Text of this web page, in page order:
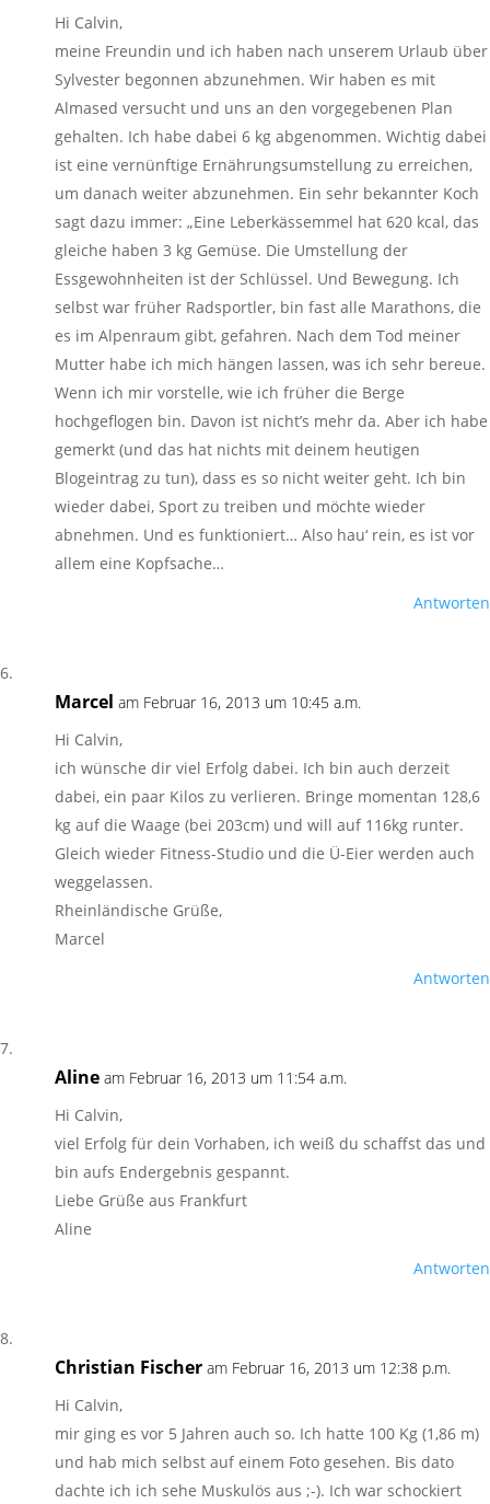
Hi Calvin,
meine Freundin und ich haben nach unserem Urlaub über
Sylvester begonnen abzunehmen. Wir haben es mit
Almased versucht und uns an den vorgegebenen Plan
gehalten. Ich habe dabei 6 kg abgenommen. Wichtig dabei
ist eine vernünftige Ernährungsumstellung zu erreichen,
um danach weiter abzunehmen. Ein sehr bekannter Koch
sagt dazu immer: „Eine Leberkässemmel hat 620 kcal, das
gleiche haben 3 kg Gemüse. Die Umstellung der
Essgewohnheiten ist der Schlüssel. Und Bewegung. Ich
selbst war früher Radsportler, bin fast alle Marathons, die
es im Alpenraum gibt, gefahren. Nach dem Tod meiner
Mutter habe ich mich hängen lassen, was ich sehr bereue.
Wenn ich mir vorstelle, wie ich früher die Berge
hochgeflogen bin. Davon ist nicht’s mehr da. Aber ich habe
gemerkt (und das hat nichts mit deinem heutigen
Blogeintrag zu tun), dass es so nicht weiter geht. Ich bin
wieder dabei, Sport zu treiben und möchte wieder
abnehmen. Und es funktioniert… Also hau‘ rein, es ist vor
allem eine Kopfsache…
Antworten
Marcel am Februar 16, 2013 um 10:45 a.m.
Hi Calvin,
ich wünsche dir viel Erfolg dabei. Ich bin auch derzeit
dabei, ein paar Kilos zu verlieren. Bringe momentan 128,6
kg auf die Waage (bei 203cm) und will auf 116kg runter.
Gleich wieder Fitness-Studio und die Ü-Eier werden auch
weggelassen.
Rheinländische Grüße,
Marcel
Antworten
Aline am Februar 16, 2013 um 11:54 a.m.
Hi Calvin,
viel Erfolg für dein Vorhaben, ich weiß du schaffst das und
bin aufs Endergebnis gespannt.
Liebe Grüße aus Frankfurt
Aline
Antworten
Christian Fischer am Februar 16, 2013 um 12:38 p.m.
Hi Calvin,
mir ging es vor 5 Jahren auch so. Ich hatte 100 Kg (1,86 m)
und hab mich selbst auf einem Foto gesehen. Bis dato
dachte ich ich sehe Muskulös aus ;-). Ich war schockiert